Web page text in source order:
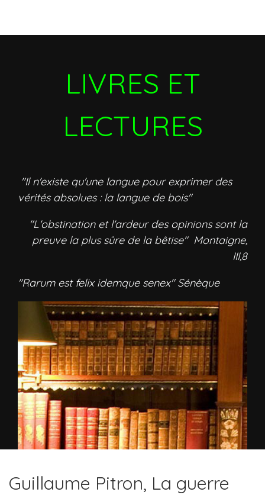
LIVRES ET
LECTURES
"Il n'existe qu'une langue pour exprimer des
vérités absolues : la langue de bois"
"L'obstination et l'ardeur des opinions sont la
preuve la plus sûre de la bêtise" Montaigne,
III,8
"Rarum est felix idemque senex" Sénèque
Guillaume Pitron, La guerre